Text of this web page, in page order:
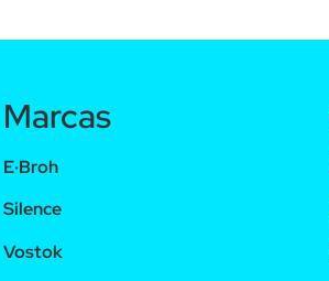
Marcas
E·Broh
Silence
Vostok